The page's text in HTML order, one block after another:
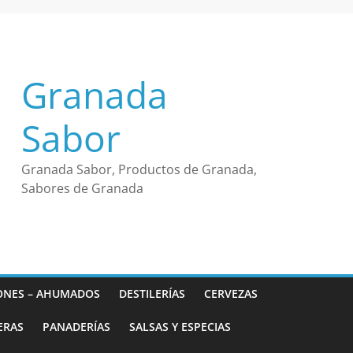
Granada
Sabor
Granada Sabor, Productos de Granada,
Sabores de Granada
– AHUMADOS DESTILERÍAS CERVEZAS
PANADERÍAS SALSAS Y ESPECIAS